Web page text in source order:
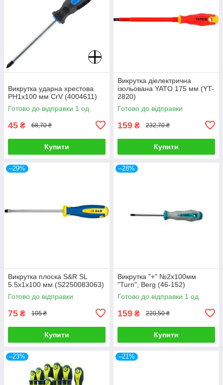
Викрутка ударна хрестова
PH1x100 мм CrV (4004611)
Готово до відправки 1 од.
45 ₴ 68,70 ₴
Купити
Викрутка діелектрична
ізольована YATO 175 мм (YT-
2820)
Готово до відправки
159 ₴ 232,70 ₴
Купити
–29%
Викрутка плоска S&R SL
5.5х1х100 мм (S2250083063)
Готово до відправки
75 ₴ 105 ₴
Купити
–28%
Викрутка "+" №2х100мм
"Turn", Berg (46-152)
Готово до відправки 1 од.
159 ₴ 220,50 ₴
Купити
–23% –21%